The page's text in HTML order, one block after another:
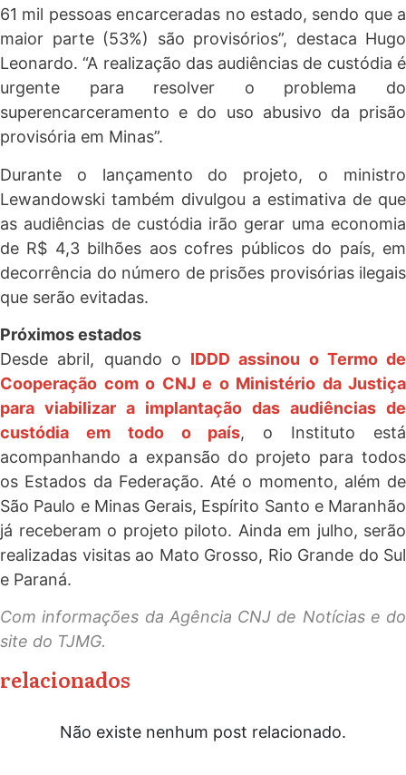
61 mil pessoas encarceradas no estado, sendo que a
maior parte (53%) são provisórios”, destaca Hugo
Leonardo. “A realização das audiências de custódia é
urgente para resolver o problema do
superencarceramento e do uso abusivo da prisão
provisória em Minas”.
Durante o lançamento do projeto, o ministro
Lewandowski também divulgou a estimativa de que
as audiências de custódia irão gerar uma economia
de R$ 4,3 bilhões aos cofres públicos do país, em
decorrência do número de prisões provisórias ilegais
que serão evitadas.
Próximos estados
Desde abril, quando o IDDD assinou o Termo de
Cooperação com o CNJ e o Ministério da Justiça
para viabilizar a implantação das audiências de
custódia em todo o país, o Instituto está
acompanhando a expansão do projeto para todos
os Estados da Federação. Até o momento, além de
São Paulo e Minas Gerais, Espírito Santo e Maranhão
já receberam o projeto piloto. Ainda em julho, serão
realizadas visitas ao Mato Grosso, Rio Grande do Sul
e Paraná.
Com informações da Agência CNJ de Notícias e do
site do TJMG.
relacionados
Não existe nenhum post relacionado.